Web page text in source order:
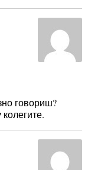
говориш?